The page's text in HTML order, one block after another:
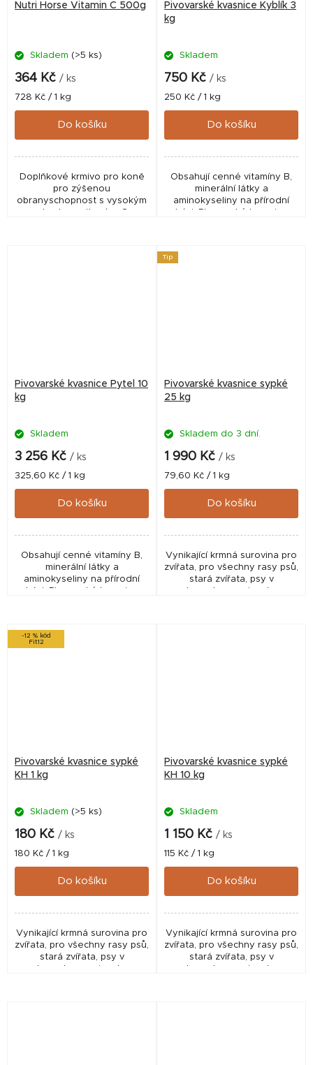
Nutri Horse Vitamin C 500g
Skladem (>5 ks)
364 Kč / ks
Měrná
cena:
728 Kč / 1 kg
Do košíku
Doplňkové krmivo pro koně
pro zýšenou
obranyschopnost s vysokým
Pivovarské kvasnice Kyblík 3
kg
Skladem
750 Kč / ks
Měrná
cena:
250 Kč / 1 kg
Do košíku
Obsahují cenné vitamíny B,
minerální látky a
aminokyseliny na přírodní
Pivovarské kvasnice Pytel 10
kg
Skladem
3 256 Kč / ks
Měrná
cena:
325,60 Kč / 1 kg
Do košíku
Obsahují cenné vitamíny B,
minerální látky a
aminokyseliny na přírodní
bázi. Pivovarské kvasnice
Tip
Pivovarské kvasnice sypké
25 kg
Skladem do 3 dní.
1 990 Kč / ks
Měrná
cena:
79,60 Kč / 1 kg
Do košíku
Vynikající krmná surovina pro
zvířata, pro všechny rasy psů,
stará zvířata, psy v
rekonvalescenci, nebo v
-12 % kód
Fit12
Pivovarské kvasnice sypké
KH 1 kg
Skladem (>5 ks)
180 Kč / ks
Měrná
cena:
180 Kč / 1 kg
Do košíku
Vynikající krmná surovina pro
zvířata, pro všechny rasy psů,
stará zvířata, psy v
Pivovarské kvasnice sypké
KH 10 kg
Skladem
1 150 Kč / ks
Měrná
cena:
115 Kč / 1 kg
Do košíku
Vynikající krmná surovina pro
zvířata, pro všechny rasy psů,
stará zvířata, psy v